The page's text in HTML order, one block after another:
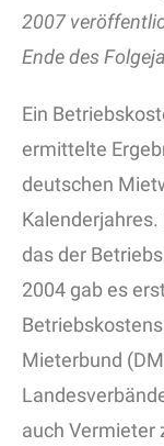
2007
Ende des
Ein
ermittelte
deutschen
das der
2004 gab es
Mieterbund
auch Vermieter